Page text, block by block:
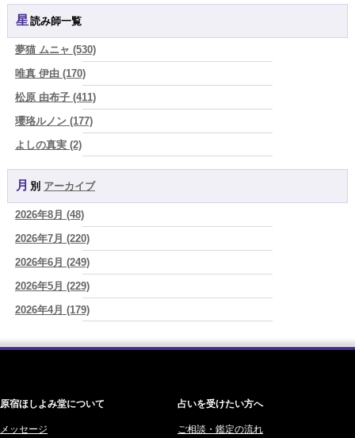
生きづらさと恋愛の悩みを繰り返すあなたへ (紅月Luru)
真寿の開運Cooking 鮭が教えてくれた、"積み重ねた先にある豊か
(プラタ 真寿)
『頑張って好かれる』を やめてみました。届いた 一通のメッセー
ジ。 (プラタ 真寿)
2026/08/07
2026年8月8日 甲寅――自分の軸を持ちながら、世界と対話する日
ぐり)
2026/08/07
新しいことに触れると、自分の中の回路がひらく｜好奇心を持ち続け
る楽しさ (美月マーシャ)
2026/08/07
2026年8月7日 癸丑 自分を消さずに、調和を育てる日
2026/08/07
時間は前に進んでいく。後悔は消せないけれど未来を変えていくこと
ができる (真巳華 - Mamika -)
2026/08/07
星読み師一覧
夢猫 ムニャ (530)
唯真 伊由 (170)
松原 由布子 (411)
瓔珞ルノン (177)
よしの真実 (2)
YOSHIKI (58)
よみ (39)
一之森 陽柑 (26)
椰奈空 (64)
ワカリミ (1)
神楽峰ヴィスカ (10)
赤羽うさぎ (341)
橘メルロ (7)
鈴喜みわこ (8)
月別 アーカイブ
2026年8月 (48)
2026年7月 (220)
2026年6月 (249)
2026年5月 (229)
2026年4月 (179)
2025年12月 (201)
2025年11月 (252)
原宿ほしよみ堂について
メッセージ
占いを受けたい方へ
ご相談・鑑定の流れ